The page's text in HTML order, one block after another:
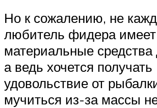
Но к сожалению, не
любитель фидера имеет
материальные средства
а ведь хочется получать
удовольствие от
мучиться из-за массы